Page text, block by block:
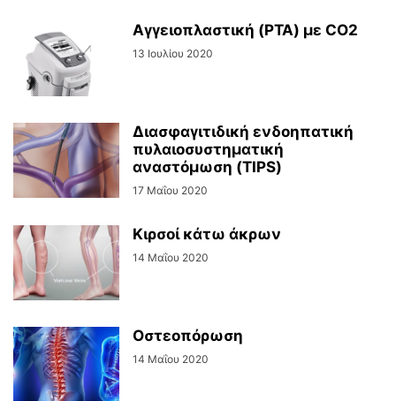
Αγγειοπλαστική (PTA) με CO2
13 Ιουλίου 2020
Διασφαγιτιδική ενδοηπατική
πυλαιοσυστηματική
αναστόμωση (TIPS)
17 Μαΐου 2020
Κιρσοί κάτω άκρων
14 Μαΐου 2020
Οστεοπόρωση
14 Μαΐου 2020